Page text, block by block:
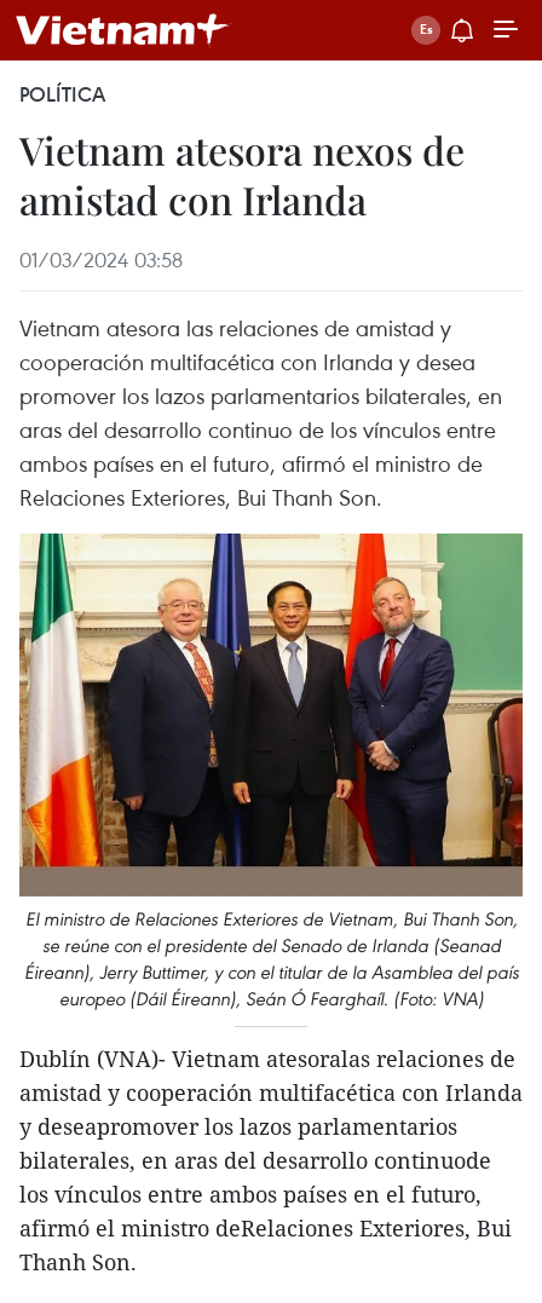
POLÍTICA
Vietnam atesora nexos de
amistad con Irlanda
01/03/2024 03:58
Vietnam atesora las relaciones de amistad y
cooperación multifacética con Irlanda y desea
promover los lazos parlamentarios bilaterales, en
aras del desarrollo continuo de los vínculos entre
ambos países en el futuro, afirmó el ministro de
Relaciones Exteriores, Bui Thanh Son.
El ministro de Relaciones Exteriores de Vietnam, Bui Thanh Son,
se reúne con el presidente del Senado de Irlanda (Seanad
Éireann), Jerry Buttimer, y con el titular de la Asamblea del país
europeo (Dáil Éireann), Seán Ó Fearghaíl. (Foto: VNA)
Dublín (VNA)- Vietnam atesoralas relaciones de
amistad y cooperación multifacética con Irlanda
y deseapromover los lazos parlamentarios
bilaterales, en aras del desarrollo continuode
los vínculos entre ambos países en el futuro,
afirmó el ministro deRelaciones Exteriores, Bui
Thanh Son.